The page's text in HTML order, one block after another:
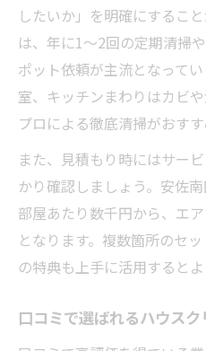
したいか」を明確にするこ
は、年に1〜2回の定期清掃
ポット依頼が主流となって
室、キッチンまわりはカビ
プロによる徹底清掃がおすす
また、見積もり時にはサー
かり確認しましょう。安佐
部屋あたり数千円から、エ
となります。複数箇所のセ
の特典も上手に活用するとよ
口コミで選ばれるハウス